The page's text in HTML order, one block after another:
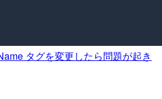
タグを変更したら問題が起き